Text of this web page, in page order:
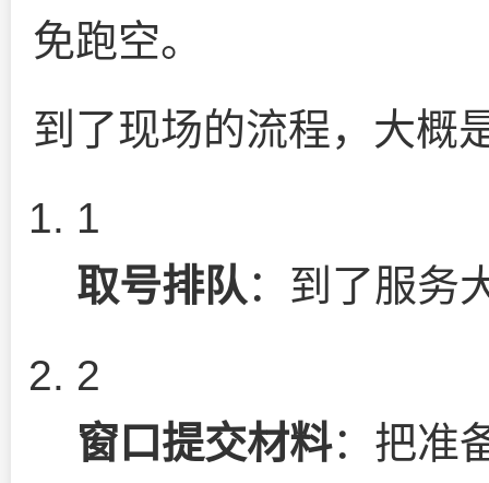
免跑空。
到了现场的流程，大概
1
取号排队：到了服务
2
窗口提交材料：把准